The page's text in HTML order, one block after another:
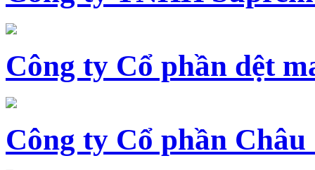
Công ty Cổ phần dệt
Công ty Cổ phần Châu